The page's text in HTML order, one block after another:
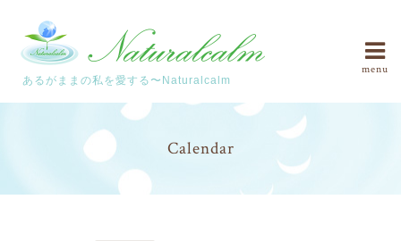
あるがままの私を愛する〜Naturalcalm
menu
Calendar